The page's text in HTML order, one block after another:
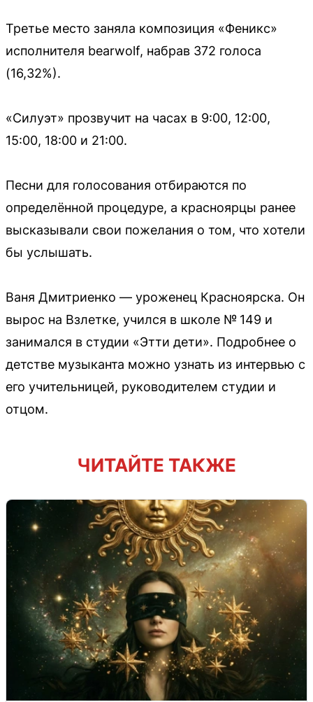
Третье место заняла композиция «Феникс»
исполнителя bearwolf, набрав 372 голоса
(16,32%).
«Силуэт» прозвучит на часах в 9:00, 12:00,
15:00, 18:00 и 21:00.
Песни для голосования отбираются по
определённой процедуре, а красноярцы ранее
высказывали свои пожелания о том, что хотели
бы услышать.
Ваня Дмитриенко — уроженец Красноярска. Он
вырос на Взлетке, учился в школе № 149 и
занимался в студии «Этти дети». Подробнее о
детстве музыканта можно узнать из интервью с
его учительницей, руководителем студии и
отцом.
ЧИТАЙТЕ ТАКЖЕ